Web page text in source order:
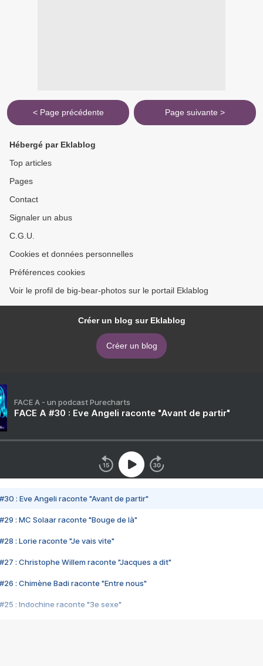
< Page précédente Page suivante >
Hébergé par Eklablog
Top articles
Pages
Contact
Signaler un abus
C.G.U.
Cookies et données personnelles
Préférences cookies
Voir le profil de big-bear-photos sur le portail Eklablog
Créer un blog sur Eklablog
Créer un blog
FACE A - un podcast Purecharts
FACE A #30 : Eve Angeli raconte "Avant de partir"
#30 : Eve Angeli raconte "Avant de partir"
#29 : MC Solaar raconte "Bouge de là"
#28 : Lorie raconte "Je vais vite"
#27 : Christophe Willem raconte "Jacques a dit"
#26 : Chimène Badi raconte "Entre nous"
#25 : Indochine raconte "3e sexe"